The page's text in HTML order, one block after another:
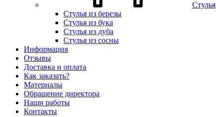
Стулья
Стулья из березы
Стулья из бука
Стулья из дуба
Стулья из сосны
Информация
Отзывы
Доставка и оплата
Как заказать?
Материалы
Обращение директора
Наши работы
Контакты